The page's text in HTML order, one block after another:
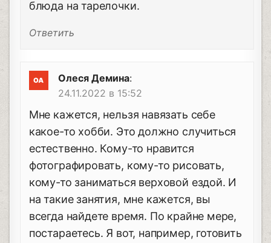
блюда на тарелочки.
Ответить
Олеся Демина:
24.11.2022 в 15:52
Мне кажется, нельзя навязать себе
какое-то хобби. Это должно случиться
естественно. Кому-то нравится
фотографировать, кому-то рисовать,
кому-то заниматься верховой ездой. И
на такие занятия, мне кажется, вы
всегда найдете время. По крайне мере,
постараетесь. Я вот, например, готовить